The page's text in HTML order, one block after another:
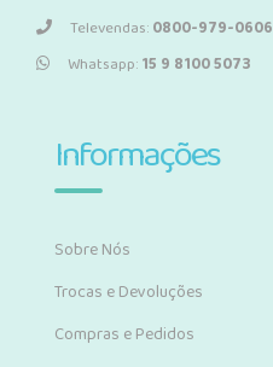
Televendas:0800-979-0606
Whatsapp:15 9 8100 5073
Informações
Sobre Nós
Trocas e Devoluções
Compras e Pedidos